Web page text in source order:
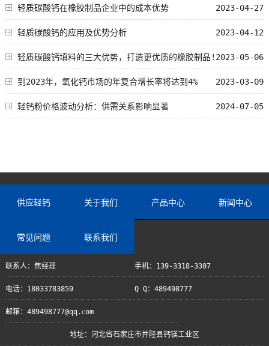
欧洲工业需求
2023-04-27
轻质碳酸钙在橡胶制品企业中的成本优势
2023-04-12
轻质碳酸钙的应用及优势分析
2023-05-06
轻质碳酸钙填料的三大优势，打造更优质的橡胶制品!
2023-03-09
到2023年，氧化钙市场的年复合增长率将达到4%
2024-07-05
轻钙粉价格波动分析：供需关系影响显著
供应轻钙 关于我们 产品中心 新闻中心
常见问题 联系我们
联系人：焦经理 手机：139-3318-3307
电话：18033783859 Q Q：489498777
邮箱：489498777@qq.com
地址：河北省石家庄市井陉县钙镁工业区